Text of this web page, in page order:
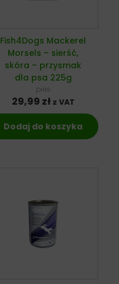
Fish4Dogs Mackerel
Morsels – sierść,
skóra – przysmak
dla psa 225g
pies
29,99 zł z VAT
Dodaj do koszyka